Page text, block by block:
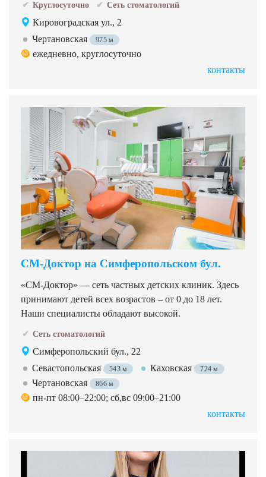
Круглосуточно Сеть стоматологий
Кировоградская ул., 2
Чертановская
975 м
ежедневно, круглосуточно
контакты
СМ-Доктор на Симферопольском бул.
«СМ-Доктор» — сеть частных детских клиник. Здесь
принимают детей всех возрастов – от 0 до 18 лет.
Наши специалисты обладают высокой.
Сеть стоматологий
Симферопольский бул., 22
Севастопольская
543 м Каховская 724 м
Чертановская 866 м
пн-пт 08:00–22:00; сб,вс 09:00–21:00
контакты